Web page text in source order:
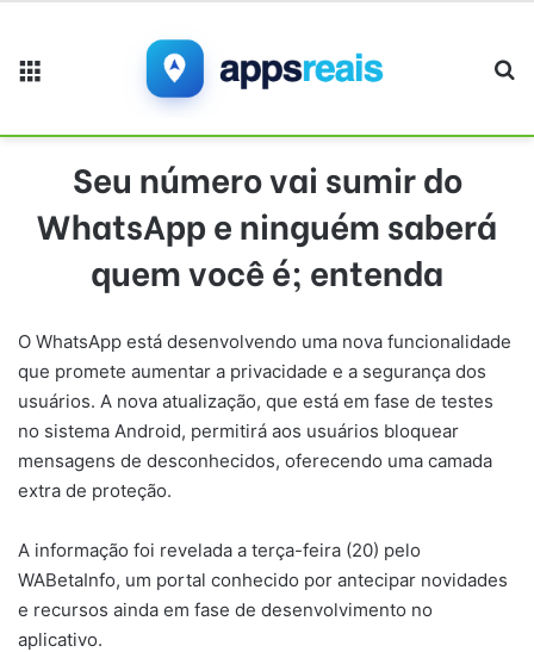
Seu número vai sumir do
WhatsApp e ninguém saberá
quem você é; entenda
O WhatsApp está desenvolvendo uma nova funcionalidade
que promete aumentar a privacidade e a segurança dos
usuários. A nova atualização, que está em fase de testes
no sistema Android, permitirá aos usuários bloquear
mensagens de desconhecidos, oferecendo uma camada
extra de proteção.
A informação foi revelada a terça-feira (20) pelo
WABetaInfo, um portal conhecido por antecipar novidades
e recursos ainda em fase de desenvolvimento no
aplicativo.